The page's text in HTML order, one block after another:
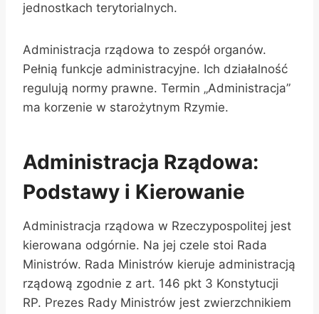
jednostkach terytorialnych.
Administracja rządowa to zespół organów.
Pełnią funkcje administracyjne. Ich działalność
regulują normy prawne. Termin „Administracja”
ma korzenie w starożytnym Rzymie.
Administracja Rządowa:
Podstawy i Kierowanie
Administracja rządowa w Rzeczypospolitej jest
kierowana odgórnie. Na jej czele stoi Rada
Ministrów. Rada Ministrów kieruje administracją
rządową zgodnie z art. 146 pkt 3 Konstytucji
RP. Prezes Rady Ministrów jest zwierzchnikiem